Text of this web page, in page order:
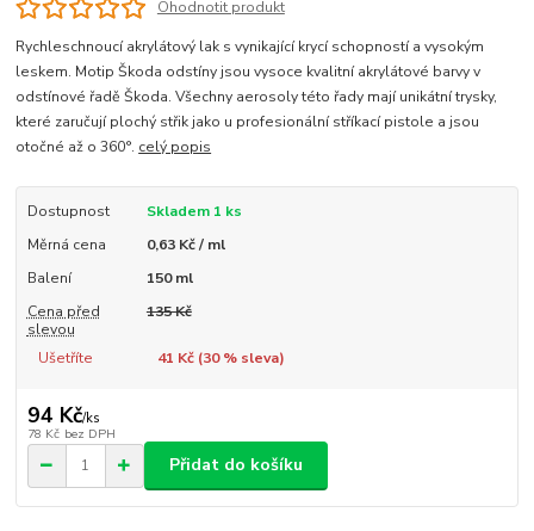
Ohodnotit produkt
Rychleschnoucí akrylátový lak s vynikající krycí schopností a vysokým
leskem. Motip Škoda odstíny jsou vysoce kvalitní akrylátové barvy v
odstínové řadě Škoda. Všechny aerosoly této řady mají unikátní trysky,
které zaručují plochý střik jako u profesionální stříkací pistole a jsou
otočné až o 360°. celý popis
Dostupnost
Skladem 1 ks
Měrná cena
0,63 Kč / ml
Balení
150 ml
Cena před
slevou
135 Kč
Ušetříte 41 Kč (30% sleva)
94 Kč/ks
78 Kč bez DPH
Přidat do košíku